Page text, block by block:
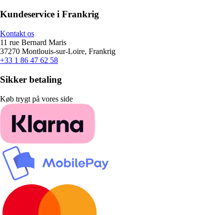
Kundeservice i Frankrig
Kontakt os
11 rue Bernard Maris
37270 Montlouis-sur-Loire, Frankrig
+33 1 86 47 62 58
Sikker betaling
Køb trygt på vores side